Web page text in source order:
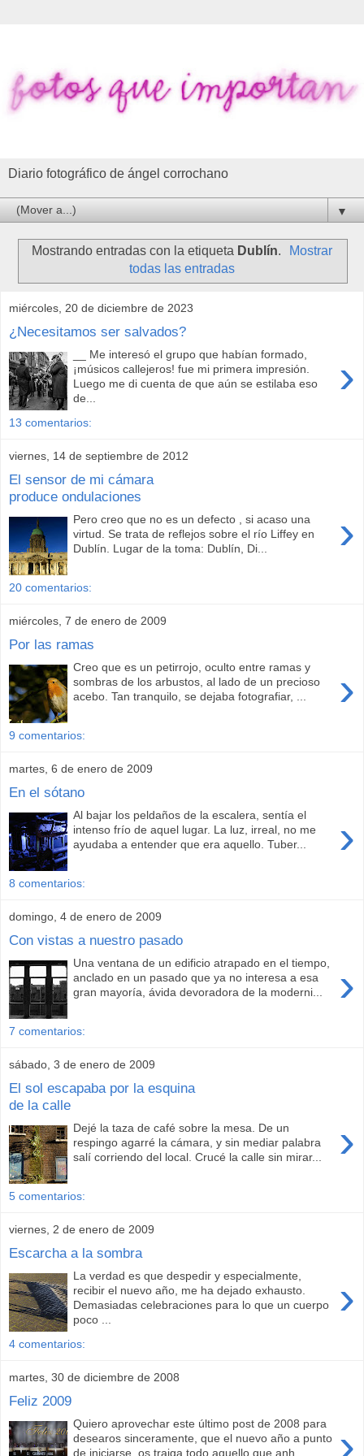
Diario fotográfico de ángel corrochano
▼
Mostrando entradas con la etiqueta Dublín.
Mostrar
todas las entradas
miércoles, 20 de diciembre de 2023
¿Necesitamos ser salvados?
›
__ Me interesó el grupo que habían formado,
¡músicos callejeros! fue mi primera impresión.
Luego me di cuenta de que aún se estilaba eso
de...
13 comentarios:
viernes, 14 de septiembre de 2012
El sensor de mi cámara
produce ondulaciones
›
Pero creo que no es un defecto , si acaso una
virtud. Se trata de reflejos sobre el río Liffey en
Dublín. Lugar de la toma: Dublín, Di...
20 comentarios:
miércoles, 7 de enero de 2009
Por las ramas
›
Creo que es un petirrojo, oculto entre ramas y
sombras de los arbustos, al lado de un precioso
acebo. Tan tranquilo, se dejaba fotografiar, ...
9 comentarios:
martes, 6 de enero de 2009
En el sótano
›
Al bajar los peldaños de la escalera, sentía el
intenso frío de aquel lugar. La luz, irreal, no me
ayudaba a entender que era aquello. Tuber...
8 comentarios:
domingo, 4 de enero de 2009
Con vistas a nuestro pasado
›
Una ventana de un edificio atrapado en el tiempo,
anclado en un pasado que ya no interesa a esa
gran mayoría, ávida devoradora de la moderni...
7 comentarios:
sábado, 3 de enero de 2009
El sol escapaba por la esquina
de la calle
›
Dejé la taza de café sobre la mesa. De un
respingo agarré la cámara, y sin mediar palabra
salí corriendo del local. Crucé la calle sin mirar...
5 comentarios:
viernes, 2 de enero de 2009
Escarcha a la sombra
›
La verdad es que despedir y especialmente,
recibir el nuevo año, me ha dejado exhausto.
Demasiadas celebraciones para lo que un cuerpo
poco ...
4 comentarios:
martes, 30 de diciembre de 2008
Feliz 2009
Quiero aprovechar este último post de 2008 para
desearos sinceramente, que el nuevo año a punto
de iniciarse, os traiga todo aquello que anh...